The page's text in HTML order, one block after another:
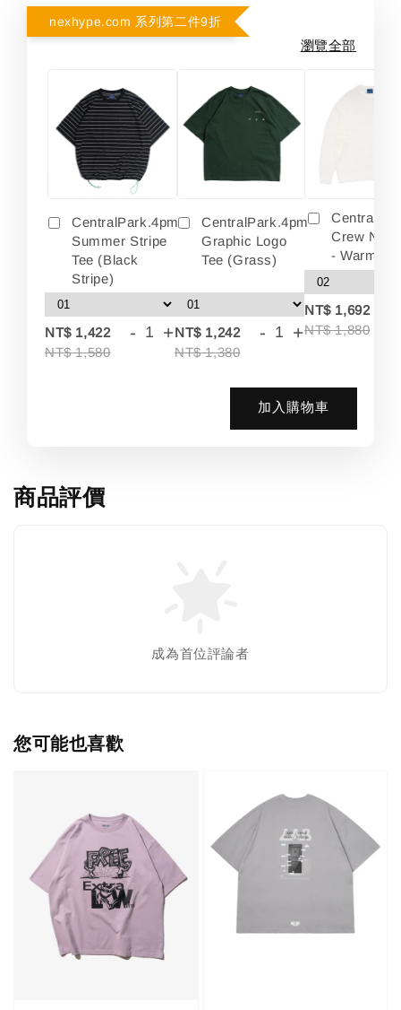
nexhype.com 系列第二件9折
瀏覽全部
CentralPark.4pm
Summer Stripe
Tee (Black
Stripe)
NT$ 1,422
NT$ 1,580
- +
CentralPark.4pm
Graphic Logo
Tee (Grass)
NT$ 1,242
NT$ 1,380
- +
Crew
- Warm
NT$ 1,692
NT$ 1,880
加入購物車
商品評價
成為首位評論者
您可能也喜歡